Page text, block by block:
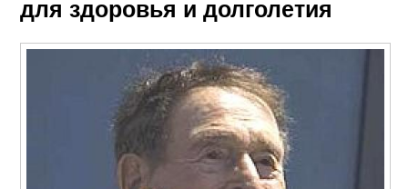
для здоровья и долголетия